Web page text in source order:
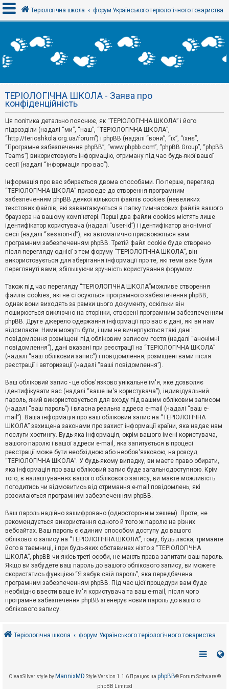
х
і
Р
е
с
т
р
а
ц
і
я
Т
е
м
и
б
е
з
в
і
д
о
і
д
е
й
А
т
и
в
е
м
и
П
о
ш
у
Д
о
м
о
г
Теріологічна школа форум Українського теріологічного товариства
ТЕРІОЛОГІЧНА ШКОЛА - Заява про
конфіденційність
Ця політика детально пояснює, як “ТЕРІОЛОГІЧНА ШКОЛА” і його
підрозділи (надалі “ми”, “наш”, “ТЕРІОЛОГІЧНА ШКОЛА”,
“http://terioshkola.org.ua/forum”) і phpBB (надалі “вони”, “їх”, “їхнє”,
“Програмне забезпечення phpBB”, “www.phpbb.com”, “phpBB Group”, “phpBB
Teams”) використовують інформацію, отриману під час будь-якої вашої
сесії (надалі “інформація про вас”).
Інформація про вас збирається двома способами. По перше, перегляд
“ТЕРІОЛОГІЧНА ШКОЛА” призведе до створення програмним
забезпеченням phpBB деякої кількості файлів cookies (невеликих
текстових файлів, які завантажуються в папку тимчасових файлів вашого
браузера на вашому комп'ютері. Перші два файли cookies містять лише
ідентифікатор користувача (надалі “user-id”) і ідентифікатор анонімної
сесії (надалі “session-id”), які автоматично присвоюються вам
програмним забезпеченням phpBB. Третій файл cookie буде створено
після перегляду однієї з тем форуму “ТЕРІОЛОГІЧНА ШКОЛА”, він
використовується для зберігання інформації про те, які теми вже були
переглянуті вами, збільшуючи зручність користування форумом.
Також під час перегляду “ТЕРІОЛОГІЧНА ШКОЛА”можливе створення
файлів cookies, які не стосуються програмного забезпечення phpBB,
однак вони виходять за рамки цього документу, оскільки він
поширюється виключно на сторінки, створені програмним забезпеченням
phpBB. Друге джерело одержання інформації про вас є дані, які ви нам
відсилаєте. Ними можуть бути, і цим не вичерпуються такі дані:
повідомлення розміщені під обліковим записом гостя (надалі “анонімні
повідомлення”), дані вказані при реєстрації на “ТЕРІОЛОГІЧНА ШКОЛА”
(надалі “ваш обліковий запис”) і повідомлення, розміщені вами після
реєстрації і авторизації (надалі “ваші повідомлення”).
Ваш обліковий запис - це обов'язково унікальне ім'я, яке дозволяє
ідентифікувати вас (надалі “ваше ім'я користувача”), індивідуальний
пароль, який використовується для входу під вашим обліковим записом
(надалі “ваш пароль”) і власна реальна адреса e-mail (надалі “ваш e-
mail”). Ваша інформація про ваш обліковий запис на “ТЕРІОЛОГІЧНА
ШКОЛА” захищена законами про захист інформації країни, яка надає нам
послуги хостингу. Будь-яка інформація, окрім вашого імені користувача,
вашого паролю і вашої адреси e-mail, яка запитується в процесі
реєстрації може бути необхідною або необов'язковою, на розсуд
“ТЕРІОЛОГІЧНА ШКОЛА”. У будь-якому випадку, ви маєте право обирати,
яка інформація про ваш обліковий запис буде загальнодоступною. Крім
того, в налаштуваннях вашого облікового запису, ви маєте можливість
погодитись чи відмовитись від отримання e-mail повідомлень, які
розсилаються програмним забезпеченням phpBB.
Ваш пароль надійно зашифровано (одностороннім хешем). Проте, не
рекомендується використання одного й того ж паролю на різних
вебсайтах. Ваш пароль є єдиним способом доступу до вашого
облікового запису на “ТЕРІОЛОГІЧНА ШКОЛА”, тому, будь ласка, тримайте
його в таємниці, і при будь-яких обставинах ніхто з “ТЕРІОЛОГІЧНА
ШКОЛА”, phpBB чи якісь треті особи, не мають права запитати ваш пароль.
Якщо ви забудете ваш пароль до вашого облікового запису, ви можете
скористатись функцією “Я забув свій пароль”, яка передбачена
програмним забезпеченням phpBB. Під час цієї процедури вам буде
необхідно ввести ваше ім'я користувача та ваш e-mail, після чого
програмне забезпечення phpBB згенерує новий пароль до вашого
облікового запису.
Теріологічна школа форум Українського теріологічного товариства
CleanSilver style by MannixMD Style Version 1.1.6 Працює на phpBB® Forum Software ©
phpBB Limited